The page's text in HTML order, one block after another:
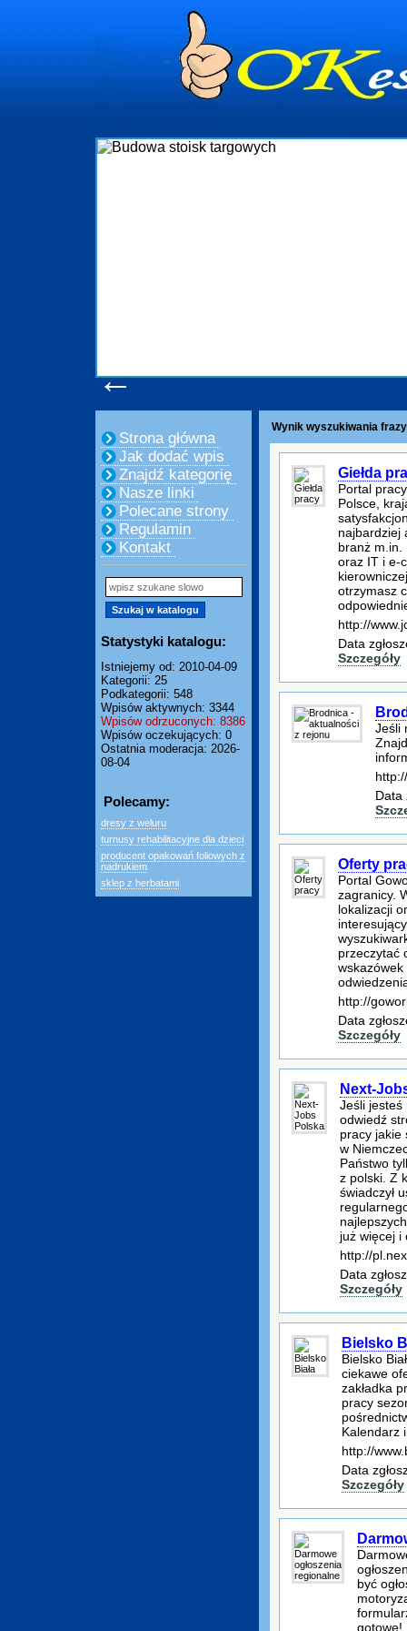
←
Strona główna
Jak dodać wpis
Znajdź kategorię
Nasze linki
Polecane strony
Regulamin
Kontakt
Statystyki katalogu:
Istniejemy od: 2010-04-09
Kategorii: 25
Podkategorii: 548
Wpisów aktywnych: 3344
Wpisów odrzuconych: 8386
Wpisów oczekujących: 0
Ostatnia moderacja: 2026-
08-04
Polecamy:
dresy z weluru
turnusy rehabilitacyjne dla dzieci
producent opakowań foliowych z
nadrukiem
sklep z herbatami
Wynik wyszukiwania
Giełda
Portal
Polsce,
najbardziej
branż m.in.
oraz IT i e-
otrzymasz
http://
Data
Szczegóły
Jeśli
Data
Oferty
Portal
zagranicy.
lokalizacji
przeczytać
http://
Data
Szczegóły
Next-
Jeśli jesteś
odwiedź
pracy jakie
w
Państwo
z polski. Z
świadczył
już więcej i
http://
Data
Szczegóły
Bielsko
Bielsko
ciekawe
zakładka
pracy
Kalendarz
http://
Data
Szczegóły
być
gotowe!